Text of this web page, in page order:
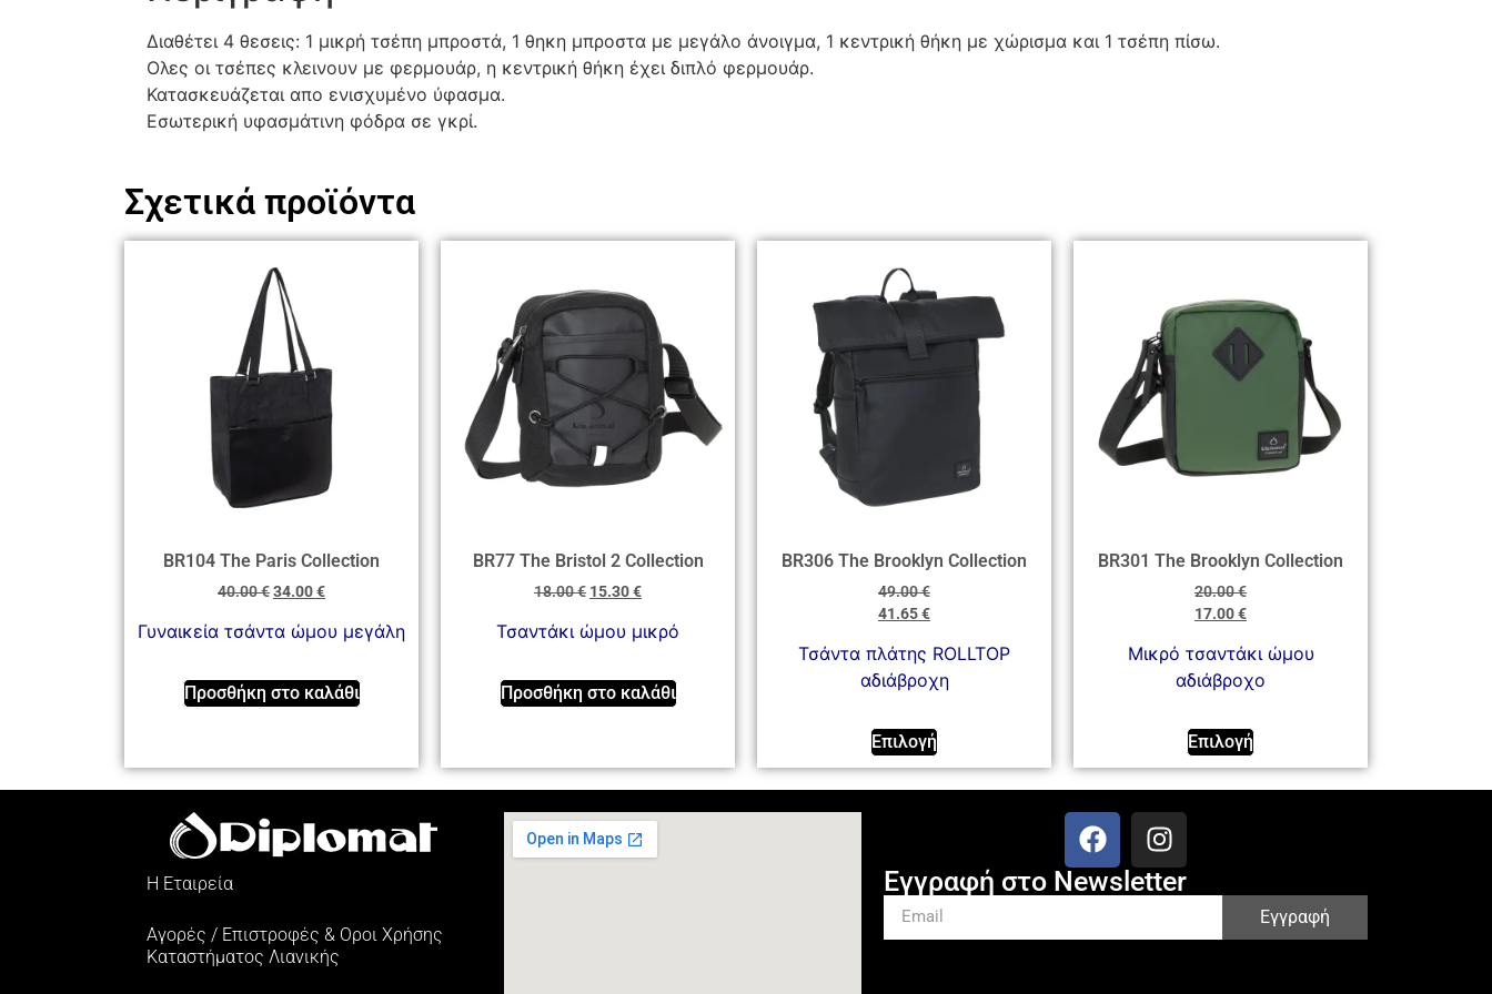
Διαθέτει 4 θεσεις: 1 μικρή τσέπη μπροστά, 1 θηκη μπροστα με μεγάλο άνοιγμα, 1 κεντρική θήκη με χώρισμα και 1 τσέπη πίσω.
Ολες οι τσέπες κλεινουν με φερμουάρ, η κεντρική θήκη έχει διπλό φερμουάρ.
Κατασκευάζεται απο ενισχυμένο ύφασμα.
Εσωτερική υφασμάτινη φόδρα σε γκρί.
Σχετικά προϊόντα
BR104 The Paris Collection
40.00€34.00€
Γυναικεία τσάντα ώμου μεγάλη
Προσθήκη στο καλάθι
BR77 The Bristol 2 Collection
18.00€ 15.30€
Τσαντάκι ώμου μικρό
Προσθήκη στο καλάθι
BR306 The Brooklyn Collection
49.00€
41.65€
Τσάντα πλάτης ROLLTOP
αδιάβροχη
Επιλογή
BR301 The Brooklyn Collection
20.00€
17.00€
Μικρό τσαντάκι ώμου
αδιάβροχο
Επιλογή
Η Εταιρεία
Αγορές / Επιστροφές & Oροι Xρήσης
Kαταστήματος Λιανικής
Εγγραφή στο Newsletter
Εγγραφή